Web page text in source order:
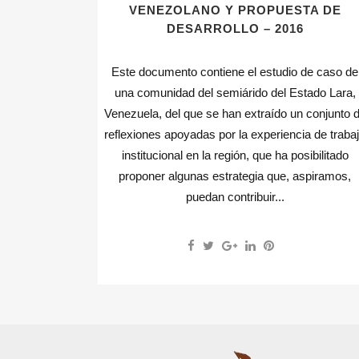
VENEZOLANO Y PROPUESTA DE
DESARROLLO – 2016
Este documento contiene el estudio de caso de
una comunidad del semiárido del Estado Lara,
Venezuela, del que se han extraído un conjunto
reflexiones apoyadas por la experiencia de
institucional en la región, que ha posibilitado
proponer algunas estrategia que, aspiramos,
puedan contribuir...